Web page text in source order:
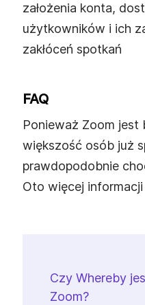
założenia konta,
użytkowników i ich
zakłóceń spotkań
FAQ
Ponieważ Zoom jest
większość osób już
prawdopodobnie
Oto więcej
Czy Whereby
Zoom?